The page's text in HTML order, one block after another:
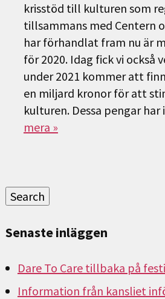
krisstöd till kulturen som
tillsammans med Centern
har förhandlat fram nu är
för 2020. Idag fick vi också
under 2021 kommer att
en miljard kronor för att
kulturen. Dessa pengar
mera »
Search
Senaste inläggen
Dare To Care tillbaka på
Information från kansliet